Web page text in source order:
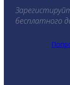
бесплатного